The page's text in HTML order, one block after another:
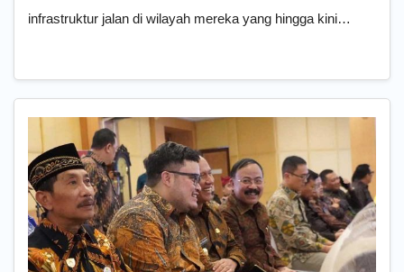
infrastruktur jalan di wilayah mereka yang hingga kini…